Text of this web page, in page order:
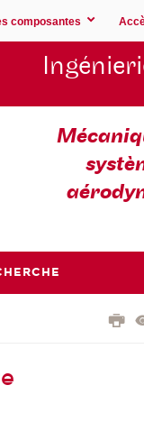
composantes